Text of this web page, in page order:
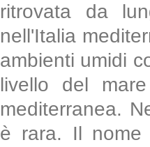
ritrovata da
nell'Italia
ambienti umidi
livello del
mediterranea.
è rara. Il nome